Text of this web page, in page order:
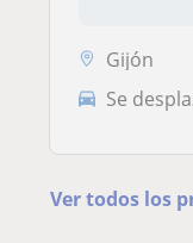
Gijón
Se
Ver todos los